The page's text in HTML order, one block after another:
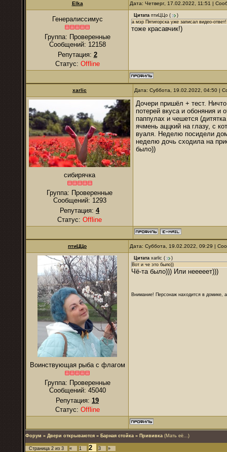
Elka Дата: Четверг, 17.02.2022, 11:51 |
Генералиссимус
Группа: Проверенные
Сообщений: 12158
Репутация: 2
Статус: Offline
Цитата птиЦЦо (
)
а мэр Пятигорска уже записал видео-ответ!
тоже красавчик!)
xarlic Дата: Суббота, 19.02.2022, 04:50 |
сибирячка
Группа: Проверенные
Сообщений: 1293
Репутация: 4
Статус: Offline
Дочери пришёл + тест.
потерей вкуса и обоняния и
паппулах и чешется
ячмень аццкий на глазу, с
вуаля. Неделю посидели
неделю дочь сходила на
было))
птиЦЦо Дата: Суббота, 19.02.2022, 09:29 |
Воинствующая рыба с флагом
Группа: Проверенные
Сообщений: 45040
Репутация: 19
Статус: Offline
Цитата xarlic (
)
Вот и че это было))
Чё-та было))) Или нееееет)))
Внимание! Персонаж находится в домике,
Форум » Двери открываются » Барная стойка » Прививка (Мать её...)
Страница 2 из 3 « 1 2 3 »